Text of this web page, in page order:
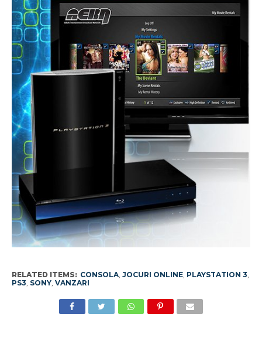
RELATED ITEMS: CONSOLA, JOCURI ONLINE, PLAYSTATION 3
PS3 SONY, VANZARI